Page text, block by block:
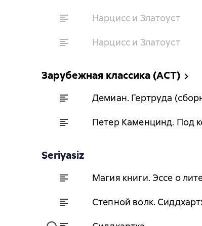
Нарцисс и Златоуст
Нарцисс и Златоуст
Зарубежная классика (АСТ)
Демиан. Гертруда
Петер Каменцинд. Под
Seriyasiz
Магия книги. Эссе о
Степной волк.